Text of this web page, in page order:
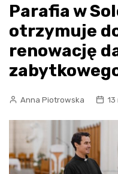
Parafia w
otrzymuje
renowację
Anna Piotrowska